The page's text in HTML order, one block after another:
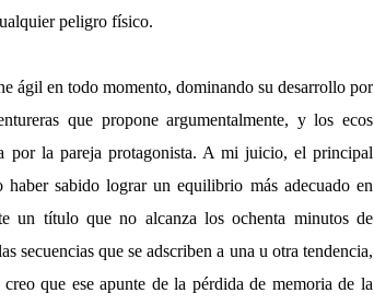
peligro físico.
ágil en todo momento, dominando su desarrollo por
que propone argumentalmente, y los ecos
por la pareja protagonista. A mi juicio, el principal
sabido lograr un equilibrio más adecuado en
un título que no alcanza los ochenta minutos de
secuencias que se adscriben a una u otra tendencia,
que ese apunte de la pérdida de memoria de la